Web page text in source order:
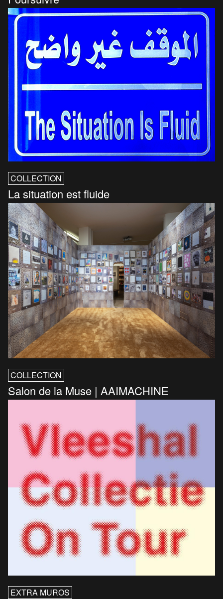
COLLECTION
La situation est fluide
COLLECTION
Salon de la Muse | AAIMACHINE
EXTRA MUROS